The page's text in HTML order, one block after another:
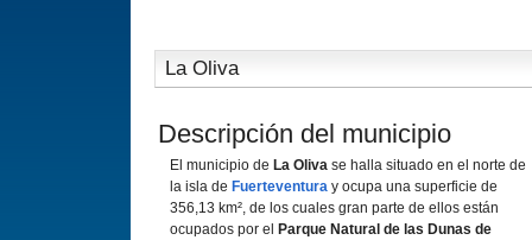
La Oliva
Descripción del municipio
El municipio de La Oliva se halla situado en el norte de
la isla de Fuerteventura y ocupa una superficie de
356,13 km², de los cuales gran parte de ellos están
ocupados por el
Parque Natural de las Dunas de